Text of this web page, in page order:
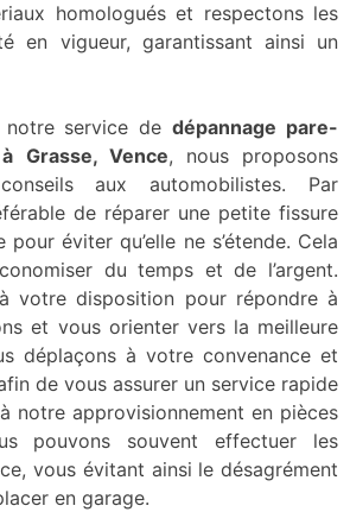
homologués et respectons les
en vigueur, garantissant ainsi un
notre service dedépannage pare-
Grasse, Vence, nous proposons
aux automobilistes. Par
de réparer une petite fissure
éviter qu’elle ne s’étende. Cela
du temps et de l’argent.
votre disposition pour répondre à
et vous orienter vers la meilleure
déplaçons à votre convenance et
de vous assurer un service rapide
notre approvisionnement en pièces
pouvons souvent effectuer les
vous évitant ainsi le désagrément
en garage.